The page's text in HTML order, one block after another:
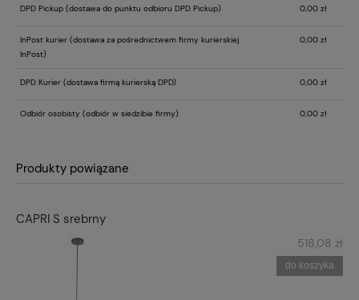
DPD Pickup (dostawa do punktu odbioru DPD Pickup) 0,00 zł
InPost kurier (dostawa za pośrednictwem firmy kurierskiej
InPost)
0,00 zł
DPD Kurier (dostawa firmą kurierską DPD) 0,00 zł
Odbiór osobisty (odbiór w siedzibie firmy) 0,00 zł
Produkty powiązane
CAPRI S srebrny
518,08 zł
do koszyka